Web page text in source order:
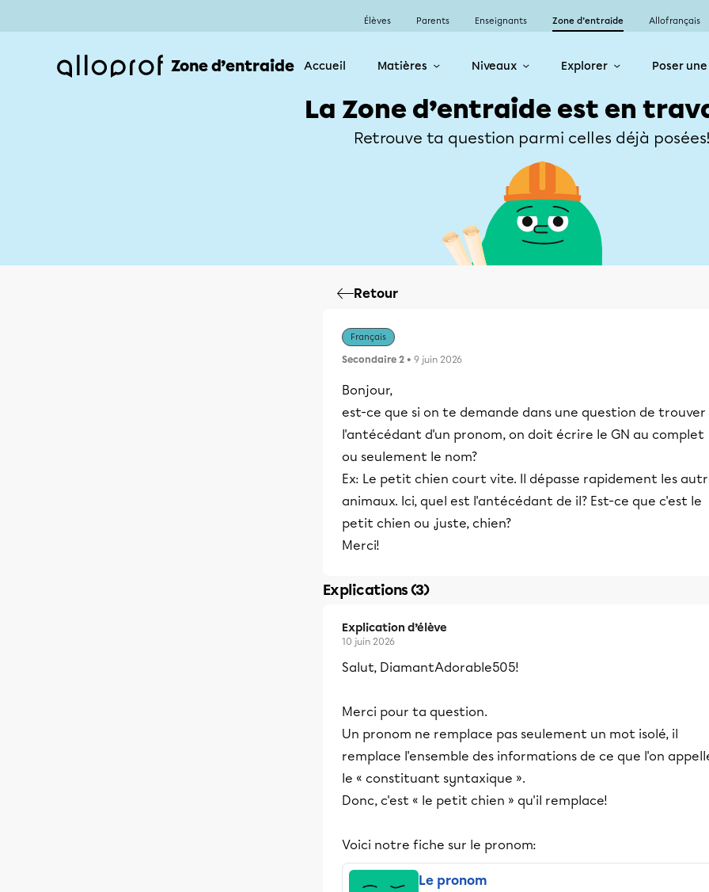
Élèves Parents Enseignants Zone d’entraide Allofrançais
Zone d’entraide Accueil Matières Niveaux Explorer Poser
La Zone d’entraide est en
Retrouve ta question parmi celles déjà
Retour
Français
Secondaire 2 • 9 juin 2026
Bonjour,
est-ce que si on te demande dans une question de trouver
l'antécédant d'un pronom, on doit écrire le GN au complet
ou seulement le nom?
Ex: Le petit chien court vite. Il dépasse rapidement les
animaux. Ici, quel est l'antécédant de il? Est-ce que c'est le
petit chien ou ,juste, chien?
Merci!
Explications (3)
Explication d’élève
10 juin 2026
Salut, DiamantAdorable505!
Merci pour ta question.
Un pronom ne remplace pas seulement un mot isolé, il
remplace l'ensemble des informations de ce que l'on
le « constituant syntaxique ».
Donc, c'est « le petit chien » qu'il remplace!
Voici notre fiche sur le pronom:
Le pronom